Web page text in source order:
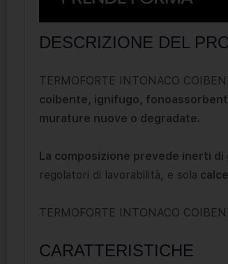
DESCRIZIONE DEL
TERMOFORTE INTONACO
coibente, ignifugo,
murature nuove o degradate.
La composizione prevede inerti
regolatori di lavorabilità, e sola
TERMOFORTE INTONACO
CARATTERISTICHE